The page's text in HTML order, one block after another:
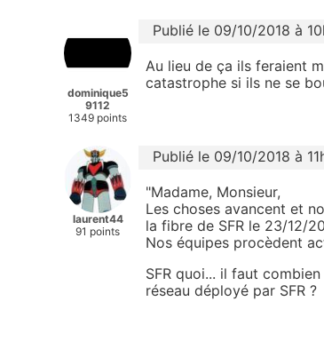
dominique5
9112
1349 points
Publié le 09/10/2018 à
Au lieu de ça ils feraient
catastrophe si ils ne se
laurent44
91 points
Publié le 09/10/2018 à
"Madame, Monsieur,
Les choses avancent et
la fibre de SFR le 23/12/
Nos équipes procèdent
SFR quoi... il faut
réseau déployé par SFR ?